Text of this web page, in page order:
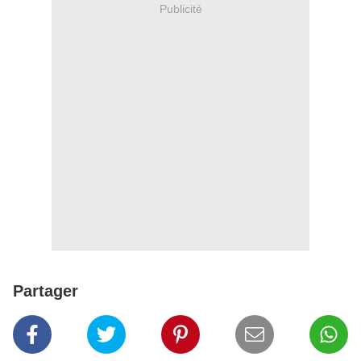
Publicité
Partager